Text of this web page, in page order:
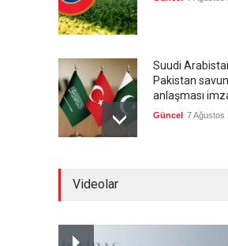
Suudi
Pakistan
anlaşması
Güncel 7 Ağustos
Videolar